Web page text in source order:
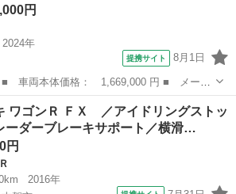
円
2024年
提携サイト 8月1日
： ハスラー ■ グレード名： タフワイ
突被害軽減ブレーキ レーンアシスト Ｌ
他
ワゴンＲ ＦＸ ／アイドリングストッ
ーダーブレーキサポート／横滑…
円
2016年